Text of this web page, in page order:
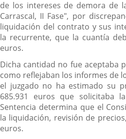
de los intereses de demora de
Carrascal, II Fase", por
liquidación del contrato y sus
la recurrente, que la cuantía
euros.
Dicha cantidad no fue aceptaba
como reflejaban los informes de
el juzgado no ha estimado su
685.931 euros que solicitaba
Sentencia determina que el
la liquidación, revisión de
euros.